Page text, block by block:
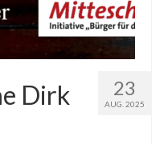
23
AUG. 2025
Dirk